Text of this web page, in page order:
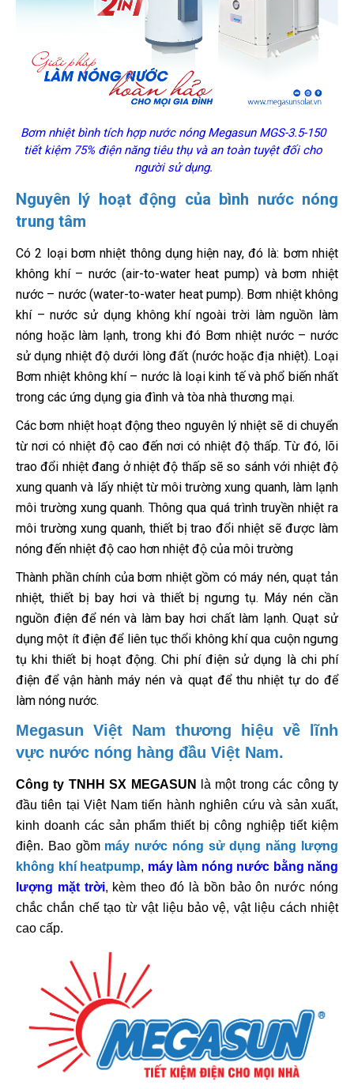
Bơm nhiệt bình tích hợp nước nóng Megasun MGS-3.5-150
tiết kiệm 75% điện năng tiêu thụ và an toàn tuyệt đối cho
người sử dụng.
Nguyên lý hoạt động của bình nước nóng
trung tâm
Có 2 loại bơm nhiệt thông dụng hiện nay, đó là: bơm nhiệt
không khí – nước (air-to-water heat pump) và bơm nhiệt
nước – nước (water-to-water heat pump). Bơm nhiệt không
khí – nước sử dụng không khí ngoài trời làm nguồn làm
nóng hoặc làm lạnh, trong khi đó Bơm nhiệt nước – nước
sử dụng nhiệt độ dưới lòng đất (nước hoặc địa nhiệt). Loại
Bơm nhiệt không khí – nước là loại kinh tế và phổ biến nhất
trong các ứng dụng gia đình và tòa nhà thương mại.
Các bơm nhiệt hoạt động theo nguyên lý nhiệt sẽ di chuyển
từ nơi có nhiệt độ cao đến nơi có nhiệt độ thấp. Từ đó, lõi
trao đổi nhiệt đang ở nhiệt độ thấp sẽ so sánh với nhiệt độ
xung quanh và lấy nhiệt từ môi trường xung quanh, làm lạnh
môi trường xung quanh. Thông qua quá trình truyền nhiệt ra
môi trường xung quanh, thiết bị trao đổi nhiệt sẽ được làm
nóng đến nhiệt độ cao hơn nhiệt độ của môi trường
Thành phần chính của bơm nhiệt gồm có máy nén, quạt tản
nhiệt, thiết bị bay hơi và thiết bị ngưng tụ. Máy nén cần
nguồn điện để nén và làm bay hơi chất làm lạnh. Quạt sử
dụng một ít điện để liên tục thổi không khí qua cuộn ngưng
tụ khi thiết bị hoạt động. Chi phí điện sử dụng là chi phí
điện để vận hành máy nén và quạt để thu nhiệt tự do để
làm nóng nước.
Megasun Việt Nam thương hiệu về lĩnh
vực nước nóng hàng đầu Việt Nam.
Công ty TNHH SX MEGASUN
là một trong các công ty
đầu tiên tại Việt Nam tiến hành nghiên cứu và sản xuất,
kinh doanh các sản phẩm thiết bị công nghiệp tiết kiệm
điện. Bao gồm máy nước nóng sử dụng năng lượng
không khí heatpump, máy làm nóng nước bằng năng
lượng mặt trời, kèm theo đó là bồn bảo ôn nước nóng
chắc chắn chế tạo từ vật liệu bảo vệ, vật liệu cách nhiệt
cao cấp.